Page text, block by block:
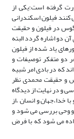
گرفته است؛یکی از
کنند فیلون اسکندرانی
در فیلون و حقیقت
دو اشاره گردد البته
یاد شده از فیلون
دو متفکر توصیفات و
که در بادی امر شبیه
و حقیقت محمدی نظر
و در نهایت از دیدگاه
خدا،جهان و انسان ،از
وحی بررسی می شود و
می شود که با فرض